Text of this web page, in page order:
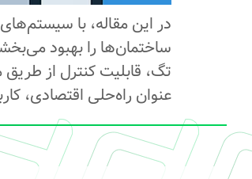
در این مقاله، با
ساختمان‌ها را بهبود
عنوان راه‌حلی اقتصادی،